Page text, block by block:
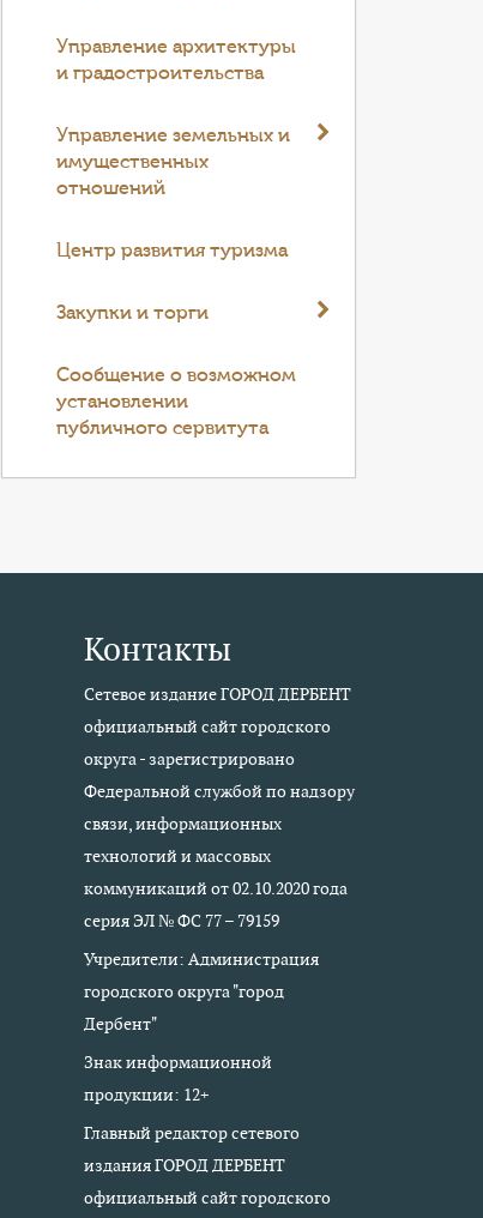
Управление архитектуры
и градостроительства
Управление земельных и
имущественных
отношений
Центр развития туризма
Закупки и торги
Cообщение о возможном
установлении
публичного сервитута
Контакты
Сетевое издание ГОРОД ДЕРБЕНТ
официальный сайт городского
округа - зарегистрировано
Федеральной службой по надзору
связи, информационных
технологий и массовых
коммуникаций от 02.10.2020 года
серия ЭЛ № ФС 77 – 79159
Учредители: Администрация
городского округа "город
Дербент"
Знак информационной
продукции: 12+
Главный редактор сетевого
издания ГОРОД ДЕРБЕНТ
официальный сайт городского